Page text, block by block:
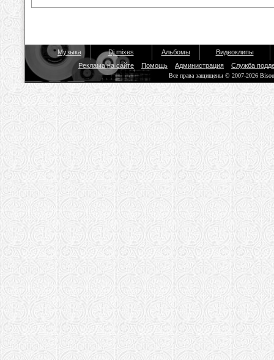
Музыка Dj mixes Альбомы
Видеоклипы
Реклама на сайте
Помощь Администрация Служба
Все права защищены © 2007-2026